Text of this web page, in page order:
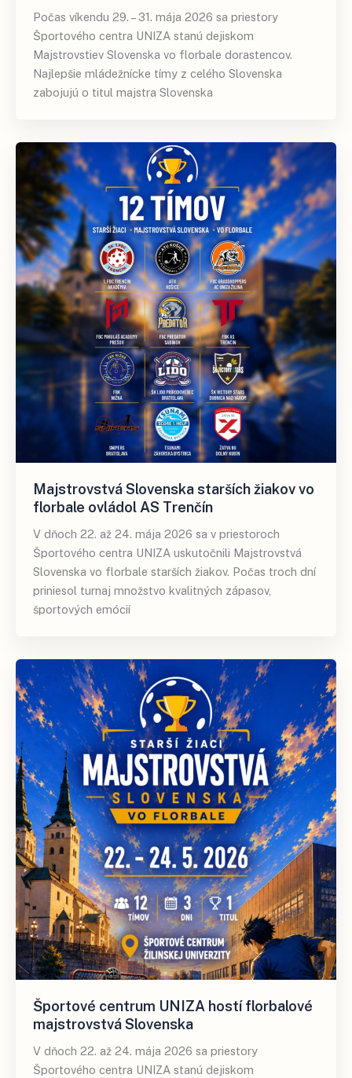
Počas víkendu 29. – 31. mája 2026 sa priestory
Športového centra UNIZA stanú dejiskom
Majstrovstiev Slovenska vo florbale dorastencov.
Najlepšie mládežnícke tímy z celého Slovenska
zabojujú o titul majstra Slovenska
Majstrovstvá Slovenska starších žiakov vo
florbale ovládol AS Trenčín
V dňoch 22. až 24. mája 2026 sa v priestoroch
Športového centra UNIZA uskutočnili Majstrovstvá
Slovenska vo florbale starších žiakov. Počas troch dní
priniesol turnaj množstvo kvalitných zápasov,
športových emócií
Športové centrum UNIZA hostí florbalové
majstrovstvá Slovenska
V dňoch 22. až 24. mája 2026 sa priestory
Športového centra UNIZA stanú dejiskom